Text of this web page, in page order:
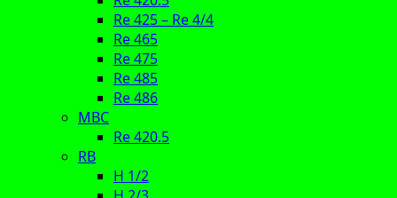
Re 425 – Re 4/4
Re 465
Re 475
Re 485
Re 486
MBC
Re 420.5
RB
H 1/2